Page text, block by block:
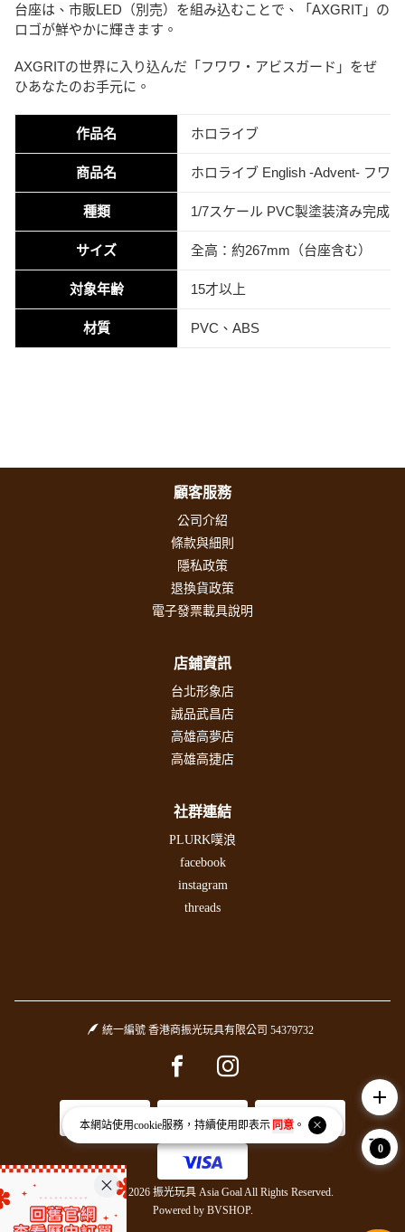
本網站使用cookie服務，持續使用即表示 同意。
台座は、市販LED（別売）を組み込むことで、「AXGRIT」の
ロゴが鮮やかに輝きます。
AXGRITの世界に入り込んだ「フワワ・アビスガード」をぜ
ひあなたのお手元に。
作品名 ホロライブ
商品名 ホロライブ English -Advent- フワ
種類 1/7スケール PVC製塗装済み完成品
サイズ 全高：約267mm（台座含む）
対象年齢 15才以上
材質 PVC、ABS
顧客服務
公司介紹
條款與細則
隱私政策
退換貨政策
電子發票載具說明
店鋪資訊
台北形象店
誠品武昌店
高雄高夢店
高雄高捷店
社群連結
PLURK噗浪
facebook
instagram
threads
統一編號 香港商振光玩具有限公司 54379732
Facebook pageInstagram page
Copyright © 2026 振光玩具 Asia Goal All Rights Reserved.
Powered by BVSHOP.
add
0